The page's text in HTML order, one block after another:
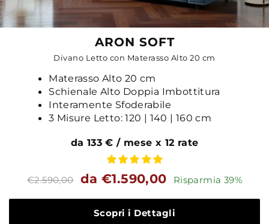
ARON SOFT
Divano Letto con Materasso Alto 20 cm
Materasso Alto 20 cm
Schienale Alto Doppia Imbottitura
Interamente Sfoderabile
3 Misure Letto: 120 | 140 | 160 cm
da 133 € / mese x 12 rate
Prezzo
standard
€2.590,00 Prezzo
da €1.590,00 Risparmia 39%
Scopri i Dettagli